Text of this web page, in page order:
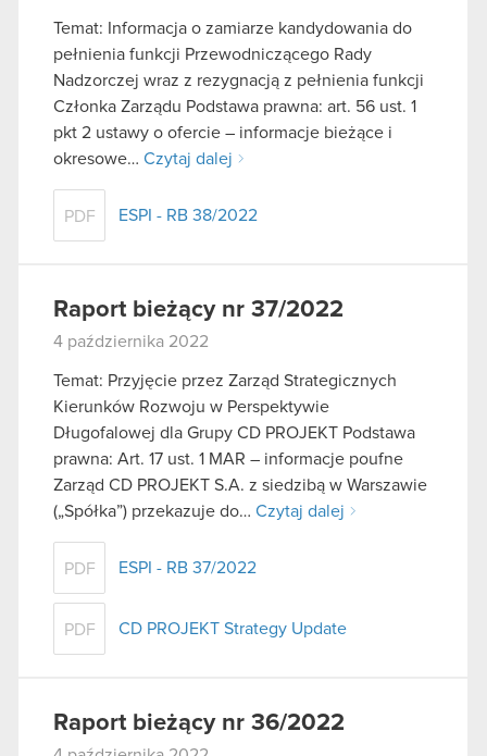
Temat: Informacja o zamiarze kandydowania do
pełnienia funkcji Przewodniczącego Rady
Nadzorczej wraz z rezygnacją z pełnienia funkcji
Członka Zarządu Podstawa prawna: art. 56 ust. 1
pkt 2 ustawy o ofercie – informacje bieżące i
okresowe… Czytaj dalej
PDF ESPI - RB 38/2022
Raport bieżący nr 37/2022
4 października 2022
Temat: Przyjęcie przez Zarząd Strategicznych
Kierunków Rozwoju w Perspektywie
Długofalowej dla Grupy CD PROJEKT Podstawa
prawna: Art. 17 ust. 1 MAR – informacje poufne
Zarząd CD PROJEKT S.A. z siedzibą w Warszawie
(„Spółka”) przekazuje do… Czytaj dalej
PDF ESPI - RB 37/2022
PDF CD PROJEKT Strategy Update
Raport bieżący nr 36/2022